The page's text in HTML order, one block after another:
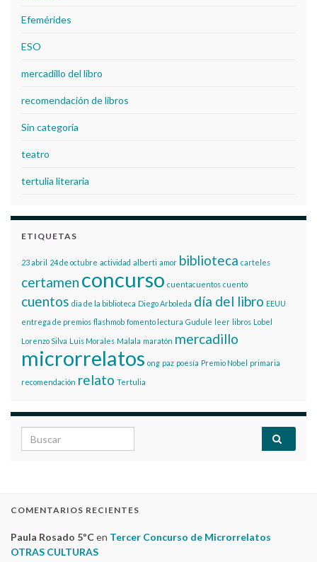
Efemérides
ESO
mercadillo del libro
recomendación de libros
Sin categoría
teatro
tertulia literaria
ETIQUETAS
23 abril 24 de octubre actividad alberti amor biblioteca carteles
certamen concurso cuentacuentos cuento
cuentos dia de la biblioteca Diego Arboleda día del libro EEUU
entrega de premios flashmob fomento lectura Gudule leer libros Lobel
Lorenzo Silva Luis Morales Malala maratón mercadillo
microrrelatos ong paz poesía Premio Nobel primaria
recomendación relato Tertulia
Search for:
COMENTARIOS RECIENTES
Paula Rosado 5ºCen Tercer Concurso de Microrrelatos
OTRAS CULTURAS